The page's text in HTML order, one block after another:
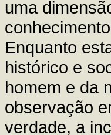
uma
Enquanto
histórico e
homem e da
observação
verdade, a